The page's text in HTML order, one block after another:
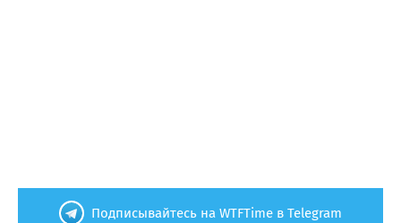
Подписывайтесь на WTFTime в Telegram